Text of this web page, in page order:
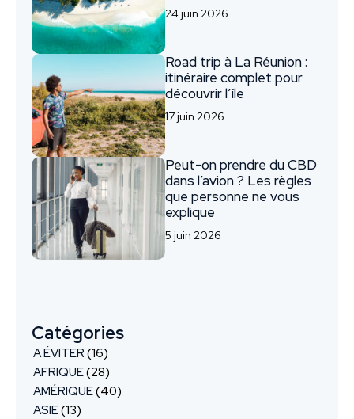
24 juin 2026
Road trip à La Réunion :
itinéraire complet pour
découvrir l’île
17 juin 2026
Peut-on prendre du CBD
dans l’avion ? Les règles
que personne ne vous
explique
5 juin 2026
Catégories
A ÉVITER (16)
AFRIQUE(28)
AMÉRIQUE(40)
ASIE(13)